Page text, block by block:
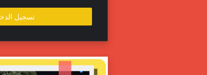
تسجيل
الداخلية